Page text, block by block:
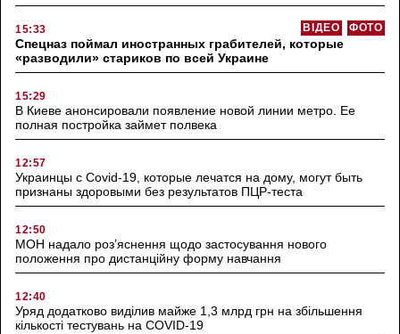
15:33 ФОТО
ВІДЕО
Спецназ поймал иностранных грабителей, которые
«разводили» стариков по всей Украине
15:29
В Киеве анонсировали появление новой линии метро. Ее
полная постройка займет полвека
12:57
Украинцы с Covid-19, которые лечатся на дому, могут быть
признаны здоровыми без результатов ПЦР-теста
12:50
МОН надало роз’яснення щодо застосування нового
положення про дистанційну форму навчання
12:40
Уряд додатково виділив майже 1,3 млрд грн на збільшення
кількості тестувань на COVID-19